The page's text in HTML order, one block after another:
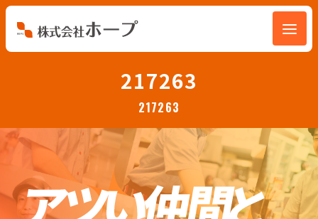
人を知る
環境を知る
217263
217263